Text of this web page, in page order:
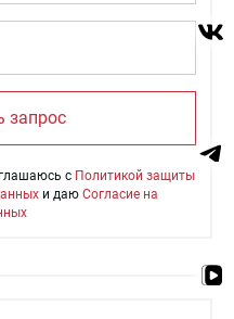
запрос
с Политикой защиты
и даю Согласие на